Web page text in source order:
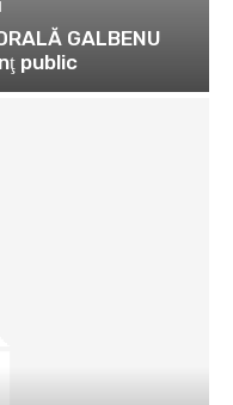
GALBENU
public